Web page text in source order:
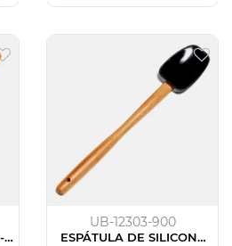
UB-12303-900
ESPÁTULA DE SILICONE